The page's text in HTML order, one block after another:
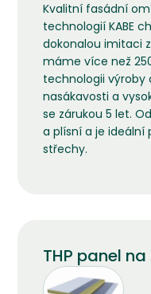
Kvalitní fasádní
technologií KABE
dokonalou imitaci
máme více než
technologii výroby
nasákavosti a
se zárukou 5 let.
a plísní a je ideální
střechy.
THP panel